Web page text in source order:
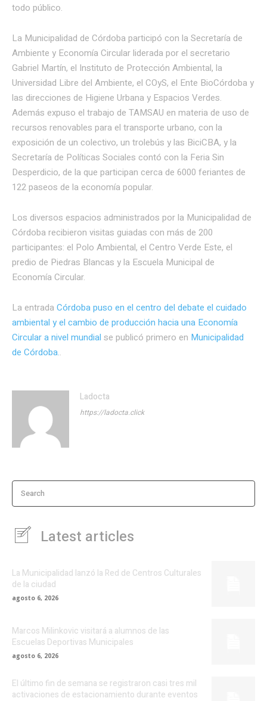
todo público.
La Municipalidad de Córdoba participó con la Secretaría de
Ambiente y Economía Circular liderada por el secretario
Gabriel Martín, el Instituto de Protección Ambiental, la
Universidad Libre del Ambiente, el COyS, el Ente BioCórdoba y
las direcciones de Higiene Urbana y Espacios Verdes.
Además expuso el trabajo de TAMSAU en materia de uso de
recursos renovables para el transporte urbano, con la
exposición de un colectivo, un trolebús y las BiciCBA, y la
Secretaría de Políticas Sociales contó con la Feria Sin
Desperdicio, de la que participan cerca de 6000 feriantes de
122 paseos de la economía popular.
Los diversos espacios administrados por la Municipalidad de
Córdoba recibieron visitas guiadas con más de 200
participantes: el Polo Ambiental, el Centro Verde Este, el
predio de Piedras Blancas y la Escuela Municipal de
Economía Circular.
La entrada Córdoba puso en el centro del debate el cuidado
ambiental y el cambio de producción hacia una Economía
Circular a nivel mundial se publicó primero en Municipalidad
de Córdoba..
Ladocta
https://ladocta.click
Search
Latest articles
La Municipalidad lanzó la Red de Centros Culturales
de la ciudad
agosto 6, 2026
Marcos Milinkovic visitará a alumnos de las
Escuelas Deportivas Municipales
agosto 6, 2026
El último fin de semana se registraron casi tres mil
activaciones de estacionamiento durante eventos